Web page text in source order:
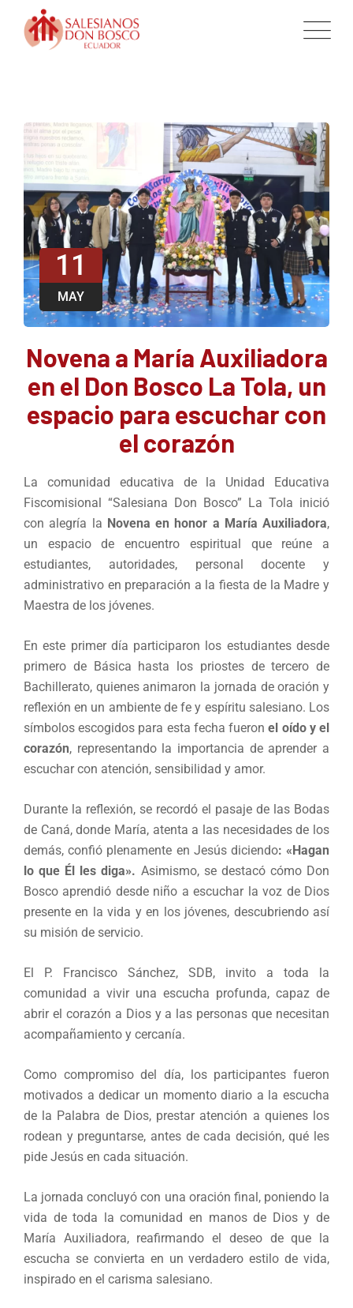
11
MAY
Novena a María Auxiliadora
en el Don Bosco La Tola, un
espacio para escuchar con
el corazón
La comunidad educativa de la Unidad Educativa
Fiscomisional “Salesiana Don Bosco” La Tola inició
con alegría la Novena en honor a María Auxiliadora,
un espacio de encuentro espiritual que reúne a
estudiantes, autoridades, personal docente y
administrativo en preparación a la fiesta de la Madre y
Maestra de los jóvenes.
En este primer día participaron los estudiantes desde
primero de Básica hasta los priostes de tercero de
Bachillerato, quienes animaron la jornada de oración y
reflexión en un ambiente de fe y espíritu salesiano. Los
símbolos escogidos para esta fecha fueronel oído y el
corazón, representando la importancia de aprender a
escuchar con atención, sensibilidad y amor.
Durante la reflexión, se recordó el pasaje de las Bodas
de Caná, donde María, atenta a las necesidades de los
demás, confió plenamente en Jesús diciendo: «Hagan
lo que Él les diga». Asimismo, se destacó cómo Don
Bosco aprendió desde niño a escuchar la voz de Dios
presente en la vida y en los jóvenes, descubriendo así
su misión de servicio.
El P. Francisco Sánchez, SDB, invito a toda la
comunidad a vivir una escucha profunda, capaz de
abrir el corazón a Dios y a las personas que necesitan
acompañamiento y cercanía.
Como compromiso del día, los participantes fueron
motivados a dedicar un momento diario a la escucha
de la Palabra de Dios, prestar atención a quienes los
rodean y preguntarse, antes de cada decisión, qué les
pide Jesús en cada situación.
La jornada concluyó con una oración final, poniendo la
vida de toda la comunidad en manos de Dios y de
María Auxiliadora, reafirmando el deseo de que la
escucha se convierta en un verdadero estilo de vida,
inspirado en el carisma salesiano.